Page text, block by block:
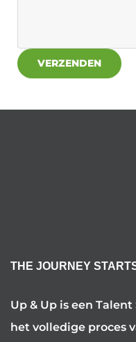
THE JOURNEY
Up & Up is een
het volledige proces